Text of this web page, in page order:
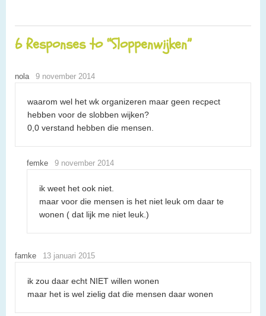
6 Responses to “Sloppenwijken”
nola 9 november 2014
waarom wel het wk organizeren maar geen recpect
hebben voor de slobben wijken?
0,0 verstand hebben die mensen.
femke 9 november 2014
ik weet het ook niet.
maar voor die mensen is het niet leuk om daar te
wonen ( dat lijk me niet leuk.)
famke 13 januari 2015
ik zou daar echt NIET willen wonen
maar het is wel zielig dat die mensen daar wonen